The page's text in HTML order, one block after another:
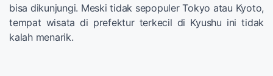
bisa dikunjungi. Meski tidak sepopuler Tokyo atau Kyoto,
tempat wisata di prefektur terkecil di Kyushu ini tidak
kalah menarik.